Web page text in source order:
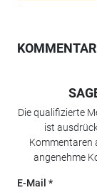
Die qualifizierte
ist
Kommentaren
angenehme
E-Mail